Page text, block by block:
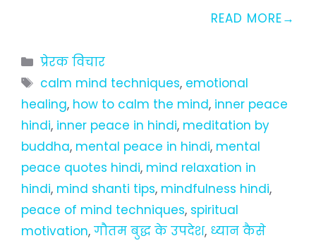
READ MORE
Categories
प्रेरक विचार
Tags
calm mind techniques, emotional
healing, how to calm the mind, inner peace
hindi, inner peace in hindi, meditation by
buddha, mental peace in hindi, mental
peace quotes hindi, mind relaxation in
hindi, mind shanti tips, mindfulness hindi,
peace of mind techniques, spiritual
motivation, गौतम बुद्ध के उपदेश, ध्यान कैसे